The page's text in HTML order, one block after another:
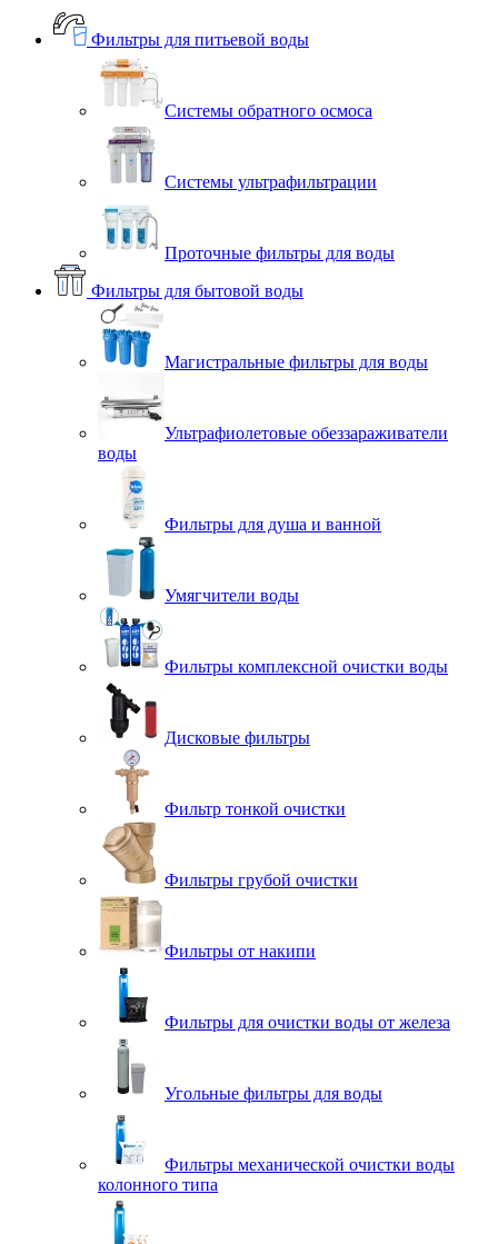
Фильтры для питьевой воды
Системы обратного осмоса
Системы ультрафильтрации
Проточные фильтры для воды
Фильтры для бытовой воды
Магистральные фильтры для воды
Ультрафиолетовые обеззараживатели
воды
Фильтры для душа и ванной
Умягчители воды
Фильтры комплексной очистки воды
Дисковые фильтры
Фильтр тонкой очистки
Фильтры грубой очистки
Фильтры от накипи
Фильтры для очистки воды от железа
Угольные фильтры для воды
Фильтры механической очистки воды
колонного типа